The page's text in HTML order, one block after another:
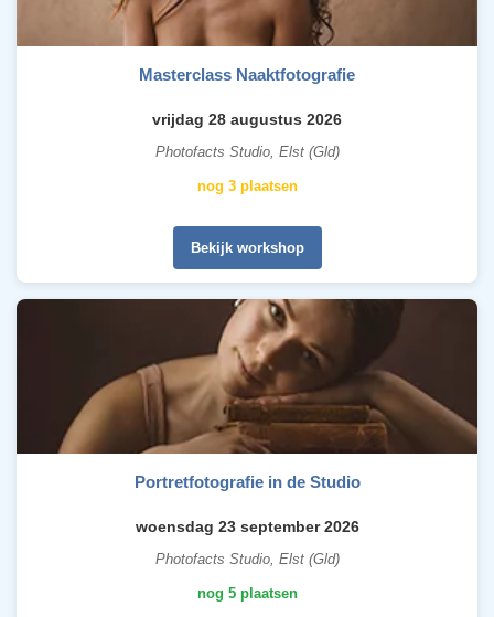
Masterclass Naaktfotografie
vrijdag 28 augustus 2026
Photofacts Studio, Elst (Gld)
nog 3 plaatsen
Bekijk workshop
Portretfotografie in de Studio
woensdag 23 september 2026
Photofacts Studio, Elst (Gld)
nog 5 plaatsen